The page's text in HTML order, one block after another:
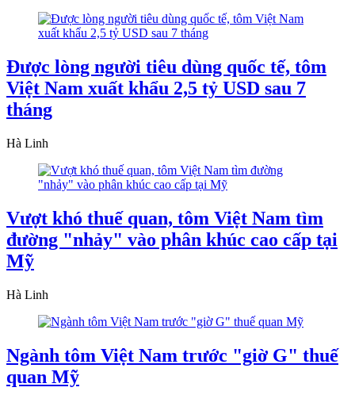
Được lòng người tiêu dùng quốc tế, tôm
Việt Nam xuất khẩu 2,5 tỷ USD sau 7
tháng
Hà Linh
Vượt khó thuế quan, tôm Việt Nam tìm
đường "nhảy" vào phân khúc cao cấp tại
Mỹ
Hà Linh
Ngành tôm Việt Nam trước "giờ G" thuế
quan Mỹ